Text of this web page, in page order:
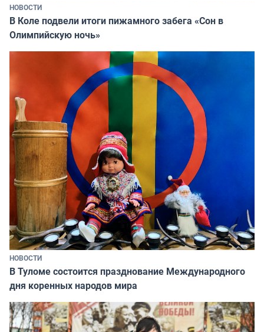
НОВОСТИ
В Коле подвели итоги пижамного забега «Сон в
Олимпийскую ночь»
НОВОСТИ
В Туломе состоится празднование Международного
дня коренных народов мира